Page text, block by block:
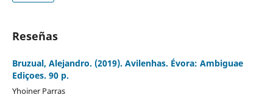
Reseñas
Bruzual, Alejandro. (2019). Avilenhas. Évora: Ambiguae
Ediçoes. 90 p.
Yhoiner Parras